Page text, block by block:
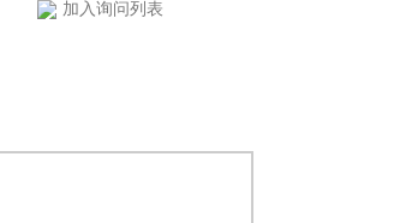
加入询问列表